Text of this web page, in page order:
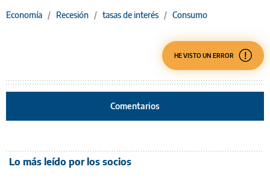
Economía / Recesión / tasas de interés / Consumo
HE VISTO UN ERROR
Comentarios
Lo más leído por los socios